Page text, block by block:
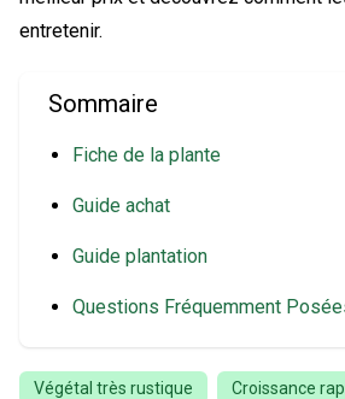
entretenir.
Sommaire
Fiche de la plante
Guide achat
Guide plantation
Questions Fréquemment
Végétal très rustique Croissance